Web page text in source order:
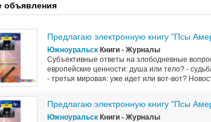
объявления
Предлагаю электронную книгу "Псы
Южноуральск Книги - Журналы
Субъективные ответы на злободневные
европейские ценности: душа или тело? -
- третья мировая: уже идет или вот-вот?
Предлагаю электронную книгу "Псы
Южноуральск Книги - Журналы